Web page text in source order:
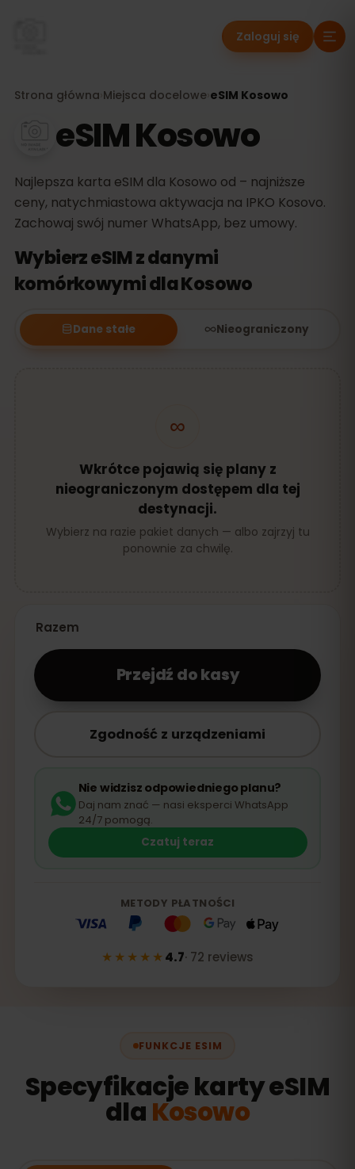
Zaloguj się
Strona główna Miejsca docelowe eSIM Kosowo
eSIM Kosowo
Najlepsza karta eSIM dla Kosowo od – najniższe
ceny, natychmiastowa aktywacja na IPKO Kosovo.
Zachowaj swój numer WhatsApp, bez umowy.
Wybierz eSIM z danymi
komórkowymi dla Kosowo
Dane stałe Nieograniczony
∞
Wkrótce pojawią się plany z
nieograniczonym dostępem dla tej
destynacji.
Wybierz na razie pakiet danych — albo zajrzyj tu
ponownie za chwilę.
Razem
Przejdź do kasy
Zgodność z urządzeniami
Nie widzisz odpowiedniego planu?
Daj nam znać — nasi eksperci WhatsApp
24/7 pomogą.
Czatuj teraz
METODY PŁATNOŚCI
★★★★★4.7· 72 reviews
FUNKCJE ESIM
Specyfikacje karty eSIM
dla Kosowo